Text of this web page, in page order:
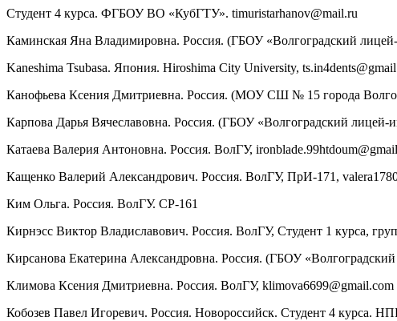
Студент 4 курса. ФГБОУ ВО «КубГТУ». timuristarhanov@mail.ru
Каминская Яна Владимировна. Россия. (ГБОУ «Волгоградский
Kaneshima Tsubasa. Япония. Hiroshima City University,
Канофьева Ксения Дмитриевна. Россия. (МОУ СШ № 15 города
Карпова Дарья Вячеславовна. Россия. (ГБОУ «Волгоградский лицей-
Катаева Валерия Антоновна. Россия. ВолГУ,
Кащенко Валерий Александрович. Россия. ВолГУ, ПрИ-171,
Ким Ольга. Россия. ВолГУ. СР-161
Кирнэсс Виктор Владиславович. Россия. ВолГУ, Студент 1 курса,
Кирсанова Екатерина Александровна. Россия. (ГБОУ
Климова Ксения Дмитриевна. Россия. ВолГУ, klimova6699@gmail.com
Кобозев Павел Игоревич. Россия. Новороссийск. Студент 4 курса.